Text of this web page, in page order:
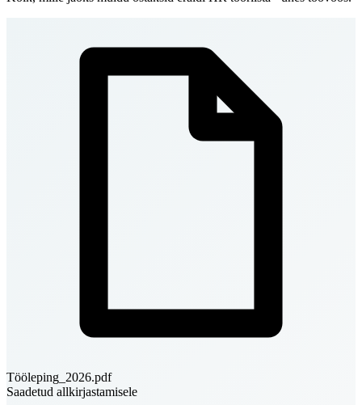
Tööleping_2026.pdf
Saadetud allkirjastamisele